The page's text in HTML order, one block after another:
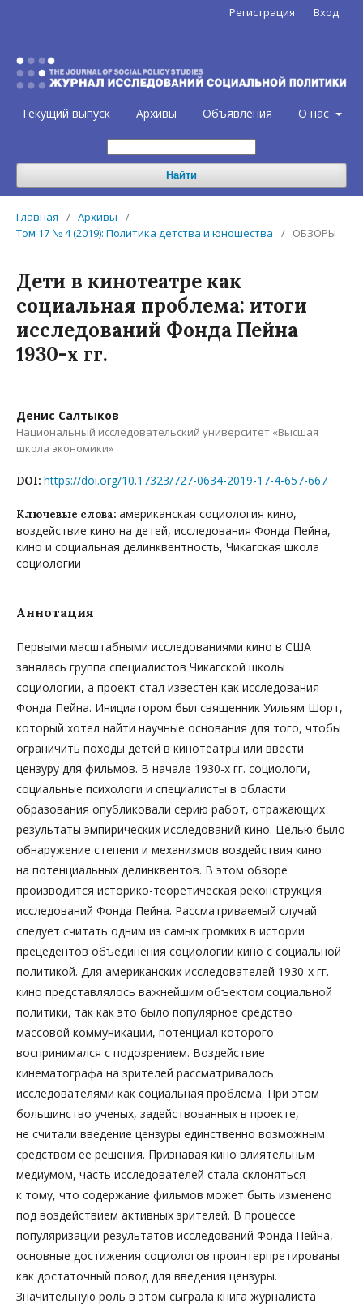
Текущий выпуск Архивы Объявления О нас
Найти
Регистрация Вход
Главная / Архивы
/
Том 17 № 4 (2019): Политика детства и юношества
/ ОБЗОРЫ
Дети в кинотеатре как
социальная проблема: итоги
исследований Фонда Пейна
1930-х гг.
Денис Салтыков
Национальный исследовательский университет «Высшая
школа экономики»
DOI: https://doi.org/10.17323/727-0634-2019-17-4-657-667
Ключевые слова: американская социология кино,
воздействие кино на детей, исследования Фонда Пейна,
кино и социальная делинквентность, Чикагская школа
социологии
Аннотация
Первыми масштабными исследованиями кино в США
занялась группа специалистов Чикагской школы
социологии, а проект стал известен как исследования
Фонда Пейна. Инициатором был священник Уильям Шорт,
который хотел найти научные основания для того, чтобы
ограничить походы детей в кинотеатры или ввести
цензуру для фильмов. В начале 1930-х гг. социологи,
социальные психологи и специалисты в области
образования опубликовали серию работ, отражающих
результаты эмпирических исследований кино. Целью было
обнаружение степени и механизмов воздействия кино
на потенциальных делинквентов. В этом обзоре
производится историко-теоретическая реконструкция
исследований Фонда Пейна. Рассматриваемый случай
следует считать одним из самых громких в истории
прецедентов объединения социологии кино с социальной
политикой. Для американских исследователей 1930-х гг.
кино представлялось важнейшим объектом социальной
политики, так как это было популярное средство
массовой коммуникации, потенциал которого
воспринимался с подозрением. Воздействие
кинематографа на зрителей рассматривалось
исследователями как социальная проблема. При этом
большинство ученых, задействованных в проекте,
не считали введение цензуры единственно возможным
средством ее решения. Признавая кино влиятельным
медиумом, часть исследователей стала склоняться
к тому, что содержание фильмов может быть изменено
под воздействием активных зрителей. В процессе
популяризации результатов исследований Фонда Пейна,
основные достижения социологов проинтерпретированы
как достаточный повод для введения цензуры.
Значительную роль в этом сыграла книга журналиста